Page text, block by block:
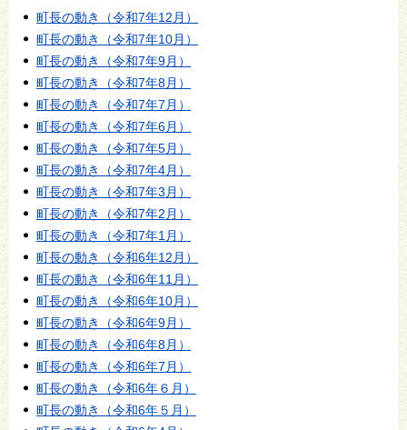
町長の動き（令和7年12月）
町長の動き（令和7年10月）
町長の動き（令和7年9月）
町長の動き（令和7年8月）
町長の動き（令和7年7月）
町長の動き（令和7年6月）
町長の動き（令和7年5月）
町長の動き（令和7年4月）
町長の動き（令和7年3月）
町長の動き（令和7年2月）
町長の動き（令和7年1月）
町長の動き（令和6年12月）
町長の動き（令和6年11月）
町長の動き（令和6年10月）
町長の動き（令和6年9月）
町長の動き（令和6年8月）
町長の動き（令和6年7月）
町長の動き（令和6年６月）
町長の動き（令和6年５月）